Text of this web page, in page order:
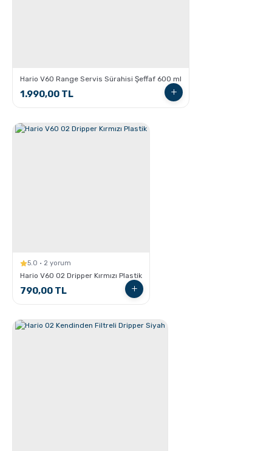
GROSCHE Milano Moka pot ile Espresso Nasıl
Hario V60 Range Servis Sürahisi Şeffaf 600 ml
1.990,00 TL
5.0 · 2 yorum
Hario V60 02 Dripper Kırmızı Plastik
790,00 TL